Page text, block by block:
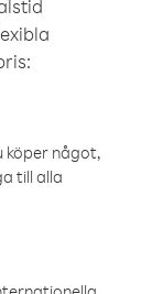
köper något,
till alla